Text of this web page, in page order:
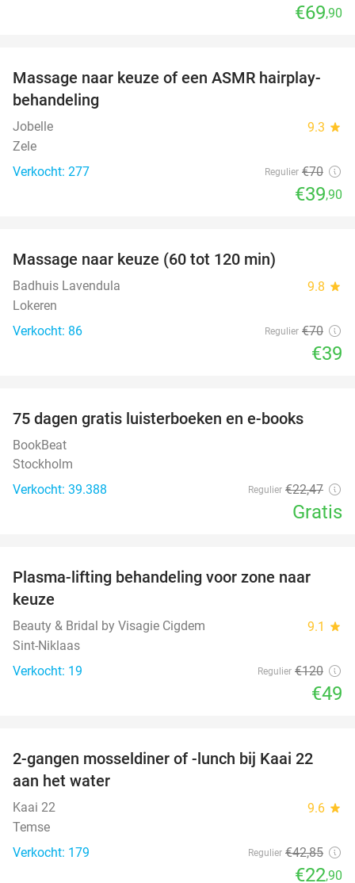
€69,90
43%
Massage naar keuze of een ASMR hairplay-
behandeling
Jobelle 9.3 star
Zele
Verkocht: 277
Regulier €70
€39,90
Massage naar keuze (60 tot 120 min)
Badhuis Lavendula 9.8 star
Lokeren
Verkocht: 86
Regulier €70
€39
75 dagen gratis luisterboeken en e-books
BookBeat
Stockholm
Verkocht: 39.388
Regulier €22,47
Gratis
59%
Plasma-lifting behandeling voor zone naar
keuze
Beauty & Bridal by Visagie Cigdem 9.1 star
Sint-Niklaas
Verkocht: 19
Regulier €120
€49
47%
2-gangen mosseldiner of -lunch bij Kaai 22
aan het water
Kaai 22 9.6 star
Temse
Verkocht: 179
Regulier €42,85
€22,90